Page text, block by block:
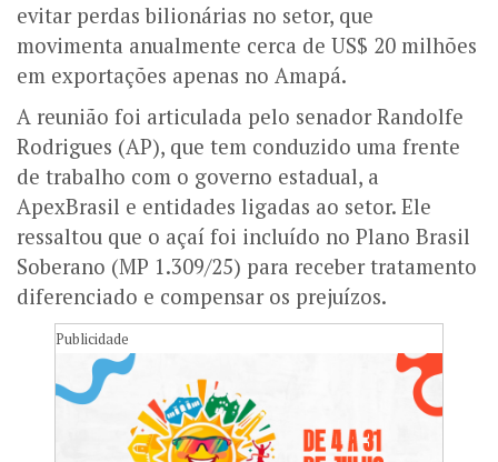
evitar perdas bilionárias no setor, que
movimenta anualmente cerca de US$ 20 milhões
em exportações apenas no Amapá.
A reunião foi articulada pelo senador Randolfe
Rodrigues (AP), que tem conduzido uma frente
de trabalho com o governo estadual, a
ApexBrasil e entidades ligadas ao setor. Ele
ressaltou que o açaí foi incluído no Plano Brasil
Soberano (MP 1.309/25) para receber tratamento
diferenciado e compensar os prejuízos.
Publicidade